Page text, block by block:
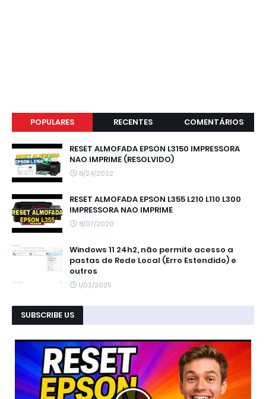
POPULARES RECENTES COMENTÁRIOS
RESET ALMOFADA EPSON L3150 IMPRESSORA
NAO IMPRIME (RESOLVIDO)
8/24/2022
RESET ALMOFADA EPSON L355 L210 L110 L300
IMPRESSORA NAO IMPRIME
8/07/2020
Windows 11 24h2, não permite acesso a
pastas de Rede Local (Erro Estendido) e
outros
1/02/2025
SUBSCRIBE US